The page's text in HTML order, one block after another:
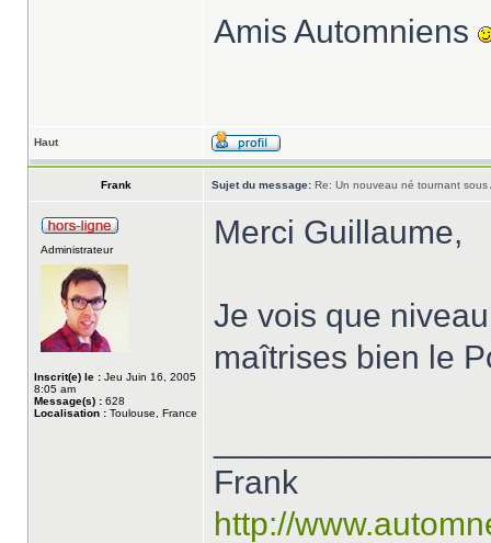
Amis Automniens
Haut
Frank Sujet du message: Re: Un nouveau né tournant sous
Administrateur
Inscrit(e) le : Jeu Juin 16, 2005
8:05 am
Message(s) : 628
Localisation : Toulouse, France
Merci Guillaume,
Je vois que
maîtrises bien le
Frank
http://